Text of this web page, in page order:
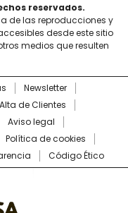
reservados.
de las reproducciones y
desde este sitio
medios que resulten
Newsletter
Alta de Clientes
Aviso legal
Política de cookies
Código Ético